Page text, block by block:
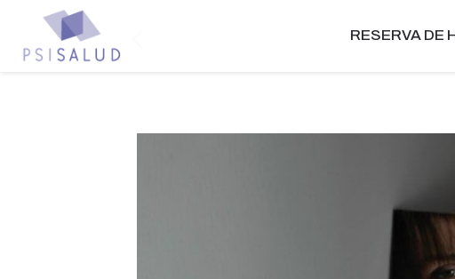
RESERVA DE